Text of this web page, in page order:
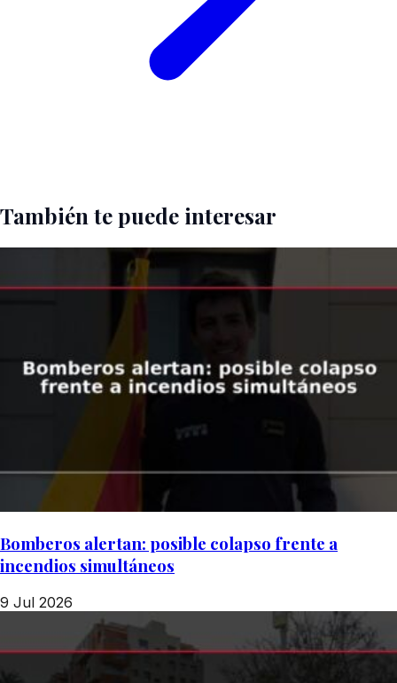
También te puede interesar
Bomberos alertan: posible colapso frente a
incendios simultáneos
9 Jul 2026